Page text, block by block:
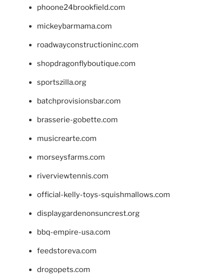
phoone24brookfield.com
mickeybarmama.com
roadwayconstructioninc.com
shopdragonflyboutique.com
sportszilla.org
batchprovisionsbar.com
brasserie-gobette.com
musicrearte.com
morseysfarms.com
riverviewtennis.com
official-kelly-toys-squishmallows.com
displaygardenonsuncrest.org
bbq-empire-usa.com
feedstoreva.com
drogopets.com